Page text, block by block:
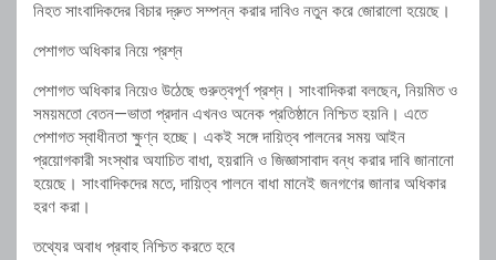
নিহত সাংবাদিকদের বিচার দ্রুত সম্পন্ন করার দাবিও নতুন করে জোরালো হয়েছে।
পেশাগত অধিকার নিয়ে প্রশ্ন
পেশাগত অধিকার নিয়েও উঠেছে গুরুত্বপূর্ণ প্রশ্ন। সাংবাদিকরা বলছেন, নিয়মিত ও
সময়মতো বেতন—ভাতা প্রদান এখনও অনেক প্রতিষ্ঠানে নিশ্চিত হয়নি। এতে
পেশাগত স্বাধীনতা ক্ষুণ্ন হচ্ছে। একই সঙ্গে দায়িত্ব পালনের সময় আইন
প্রয়োগকারী সংস্থার অযাচিত বাধা, হয়রানি ও জিজ্ঞাসাবাদ বন্ধ করার দাবি জানানো
হয়েছে। সাংবাদিকদের মতে, দায়িত্ব পালনে বাধা মানেই জনগণের জানার অধিকার
হরণ করা।
তথ্যের অবাধ প্রবাহ নিশ্চিত করতে হবে